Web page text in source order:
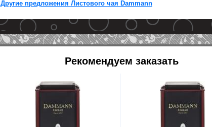
Другие предложения Листового чая Dammann
Рекомендуем заказать